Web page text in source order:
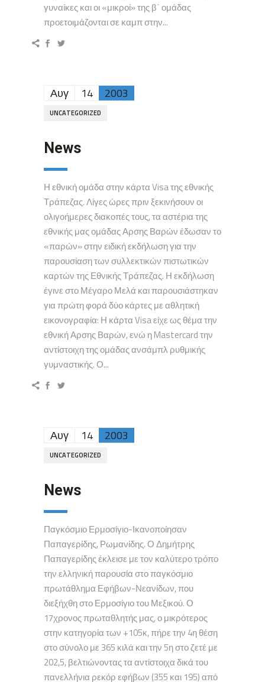
γυναίκες και οι «μικροί» της β΄ ομάδας
προετοιμάζονται σε καμπ στην...
Αυγ 14 2003
UNCATEGORIZED
News
Η εθνική ομάδα στην κάρτα Visa της εθνικής
Τράπεζας. Λίγες ώρες πριν ξεκινήσουν οι
ολιγοήμερες διακοπές τους, τα αστέρια της
εθνικής μας ομάδας Αρσης Βαρών έδωσαν το
«παρών» στην ειδική εκδήλωση για την
παρουσίαση των συλλεκτικών πιστωτικών
καρτών της Εθνικής Τράπεζας. Η εκδήλωση
έγινε στο Μέγαρο Μελά και παρουσιάστηκαν
για πρώτη φορά δύο κάρτες με αθλητική
εικονογραφία: Η κάρτα Visa είχε ως θέμα την
εθνική Αρσης Βαρών, ενώ η Mastercard την
αντίστοιχη της ομάδας ανσάμπλ ρυθμικής
γυμναστικής. Ο...
Αυγ 14 2003
UNCATEGORIZED
News
Παγκόσμιο Ερμοσίγιο-Ικανοποίησαν
Παπαγερίδης, Ρωμανίδης. Ο Δημήτρης
Παπαγερίδης έκλεισε με τον καλύτερο τρόπο
την ελληνική παρουσία στο παγκόσμιο
πρωτάθλημα Εφήβων-Νεανίδων, που
διεξήχθη στο Ερμοσίγιο του Μεξικού. Ο
17χρονος πρωταθλητής μας, ο μικρότερος
στην κατηγορία των +105κ, πήρε την 4η θέση
στο σύνολο με 365 κιλά και την 5η στο ζετέ με
202,5, βελτιώνοντας τα αντίστοιχα δικά του
πανελλήνια ρεκόρ εφήβων (355 και 195) από